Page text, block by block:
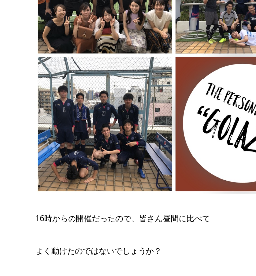
16時からの開催だったので、皆さん昼間に比べて
よく動けたのではないでしょうか？